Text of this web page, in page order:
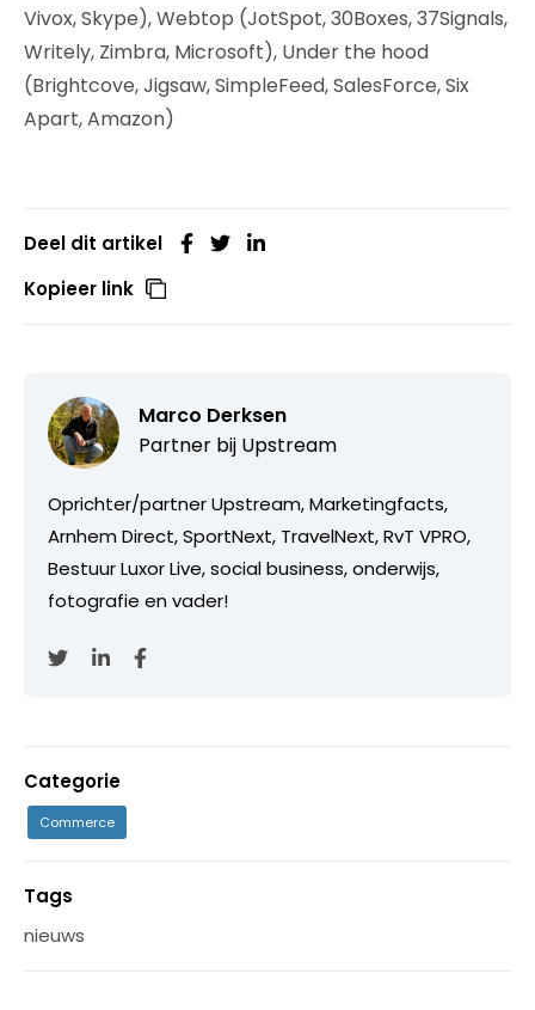
Vivox, Skype), Webtop (JotSpot, 30Boxes, 37Signals,
Writely, Zimbra, Microsoft), Under the hood
(Brightcove, Jigsaw, SimpleFeed, SalesForce, Six
Apart, Amazon)
Deel dit artikel
Kopieer link
Marco Derksen
Partner bij Upstream
Oprichter/partner Upstream, Marketingfacts,
Arnhem Direct, SportNext, TravelNext, RvT VPRO,
Bestuur Luxor Live, social business, onderwijs,
fotografie en vader!
Categorie
Commerce
Tags
nieuws